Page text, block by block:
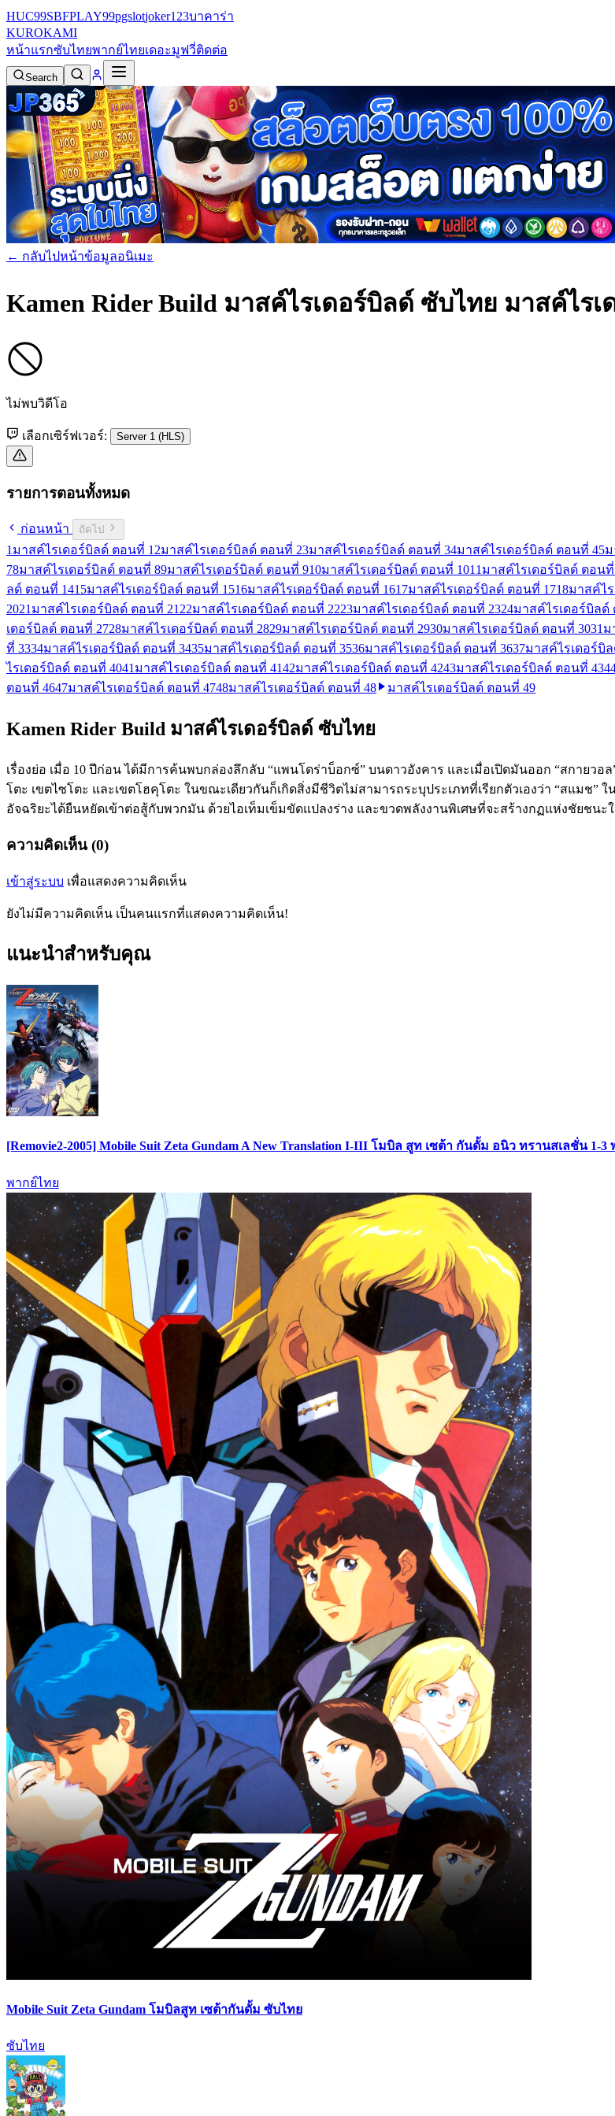
HUC99SBFPLAY99pgslotjoker123บาคาร่า
KUROKAMI
หน้าแรกซับไทยพากย์ไทยเดอะมูฟวี่ติดต่อ
Search
← กลับไปหน้าข้อมูลอนิเมะ
Kamen Rider Build มาสค์ไรเดอร์บิลด์ ซับไทย มาสค์ไรเ
ไม่พบวิดีโอ
เลือกเซิร์ฟเวอร์: Server 1 (HLS)
รายการตอนทั้งหมด
ก่อนหน้า ถัดไป
1 มาสค์ไรเดอร์บิลด์ ตอนที่ 1 2มาสค์ไรเดอร์บิลด์ ตอนที่ 23มาสค์ไรเดอร์บิลด์ ตอนที่ 34มาสค์ไรเดอร์บิลด์ ตอนที่ 45
78มาสค์ไรเดอร์บิลด์ ตอนที่ 89มาสค์ไรเดอร์บิลด์ ตอนที่ 910มาสค์ไรเดอร์บิลด์ ตอนที่ 1011 มาสค์ไรเดอร์บิลด์ ตอนที่
ลด์ ตอนที่ 1415มาสค์ไรเดอร์บิลด์ ตอนที่ 1516มาสค์ไรเดอร์บิลด์ ตอนที่ 1617มาสค์ไรเดอร์บิลด์ ตอนที่ 1718มาสค์ไ
2021 มาสค์ไรเดอร์บิลด์ ตอนที่ 21 22มาสค์ไรเดอร์บิลด์ ตอนที่ 2223มาสค์ไรเดอร์บิลด์ ตอนที่ 2324มาสค์ไรเดอร์บิลด์
เดอร์บิลด์ ตอนที่ 2728มาสค์ไรเดอร์บิลด์ ตอนที่ 2829มาสค์ไรเดอร์บิลด์ ตอนที่ 2930มาสค์ไรเดอร์บิลด์ ตอนที่ 3031 ม
ที่ 3334มาสค์ไรเดอร์บิลด์ ตอนที่ 3435มาสค์ไรเดอร์บิลด์ ตอนที่ 3536มาสค์ไรเดอร์บิลด์ ตอนที่ 3637มาสค์ไรเดอร์บิ
ไรเดอร์บิลด์ ตอนที่ 4041 มาสค์ไรเดอร์บิลด์ ตอนที่ 4142มาสค์ไรเดอร์บิลด์ ตอนที่ 4243มาสค์ไรเดอร์บิลด์ ตอนที่ 43
ตอนที่ 4647มาสค์ไรเดอร์บิลด์ ตอนที่ 4748มาสค์ไรเดอร์บิลด์ ตอนที่ 48 มาสค์ไรเดอร์บิลด์ ตอนที่ 49
Kamen Rider Build มาสค์ไรเดอร์บิลด์ ซับไทย
เรื่องย่อ เมื่อ 10 ปีก่อน ได้มีการค้นพบกล่องลึกลับ “แพนโดร่าบ็อกซ์” บนดาวอังคาร และเมื่อเปิดมันออก “สกาย
โตะ เขตไซโตะ และเขตโฮคุโตะ ในขณะเดียวกันก็เกิดสิ่งมีชีวิตไม่สามารถระบุประเภทที่เรียกตัวเองว่า “สแมช
อัจฉริยะได้ยืนหยัดเข้าต่อสู้กับพวกมัน ด้วยไอเท็มเข็มขัดแปลงร่าง และขวดพลังงานพิเศษที่จะสร้างกฏแห่งชัยชนะ
ความคิดเห็น (0)
เข้าสู่ระบบ เพื่อแสดงความคิดเห็น
ยังไม่มีความคิดเห็น เป็นคนแรกที่แสดงความคิดเห็น!
แนะนำสำหรับคุณ
[Removie2-2005] Mobile Suit Zeta Gundam A New Translation I-III โมบิล สูท เซต้า กันดั้ม อนิว ทรานสเลชั่น 1-3
พากย์ไทย
Mobile Suit Zeta Gundam โมบิลสูท เซต้ากันดั้ม ซับไทย
ซับไทย